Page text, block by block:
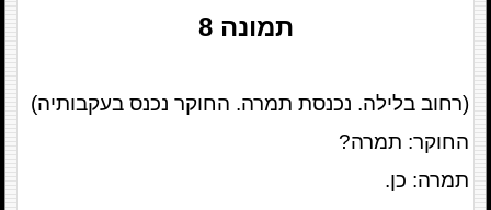
תמונה 8
(רחוב בלילה. נכנסת תמרה. החוקר נכנס בעקבותיה)
החוקר: תמרה?
תמרה: כן.